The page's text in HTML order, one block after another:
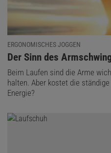
ERGONOMISCHES JOGGEN
:
Der Sinn des
Beim Laufen sind die Arme
halten. Aber kostet die
Energie?